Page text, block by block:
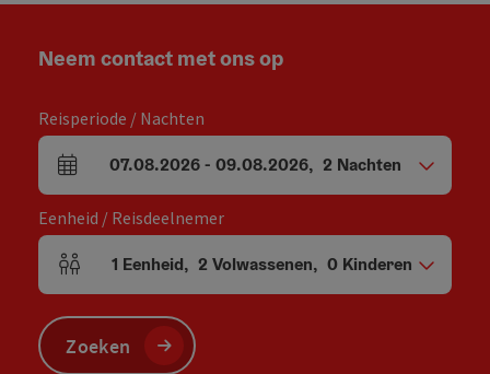
Neem contact met ons op
Reisperiode / Nachten
Velden voor aankomst en vertrek
07.08.2026- 09.08.2026, 2 Nachten
Eenheid / Reisdeelnemer
Aantal eenheden en persoonsvelden
1 Eenheid, 2 Volwassenen, 0 Kinderen
Zoeken